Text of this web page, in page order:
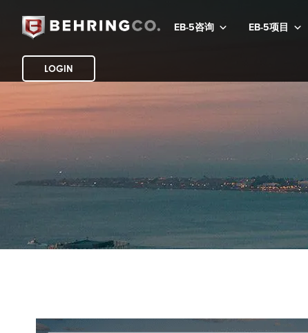
EB-5咨询 EB-5项目
LOGIN